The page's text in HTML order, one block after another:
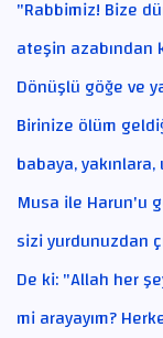
"Rabbimiz! Bize
ateşin azabından
Dönüşlü göğe ve
Birinize ölüm
babaya,
Musa ile Harun'u
sizi yurdunuzdan
De ki: "Allah her
mi arayayım?